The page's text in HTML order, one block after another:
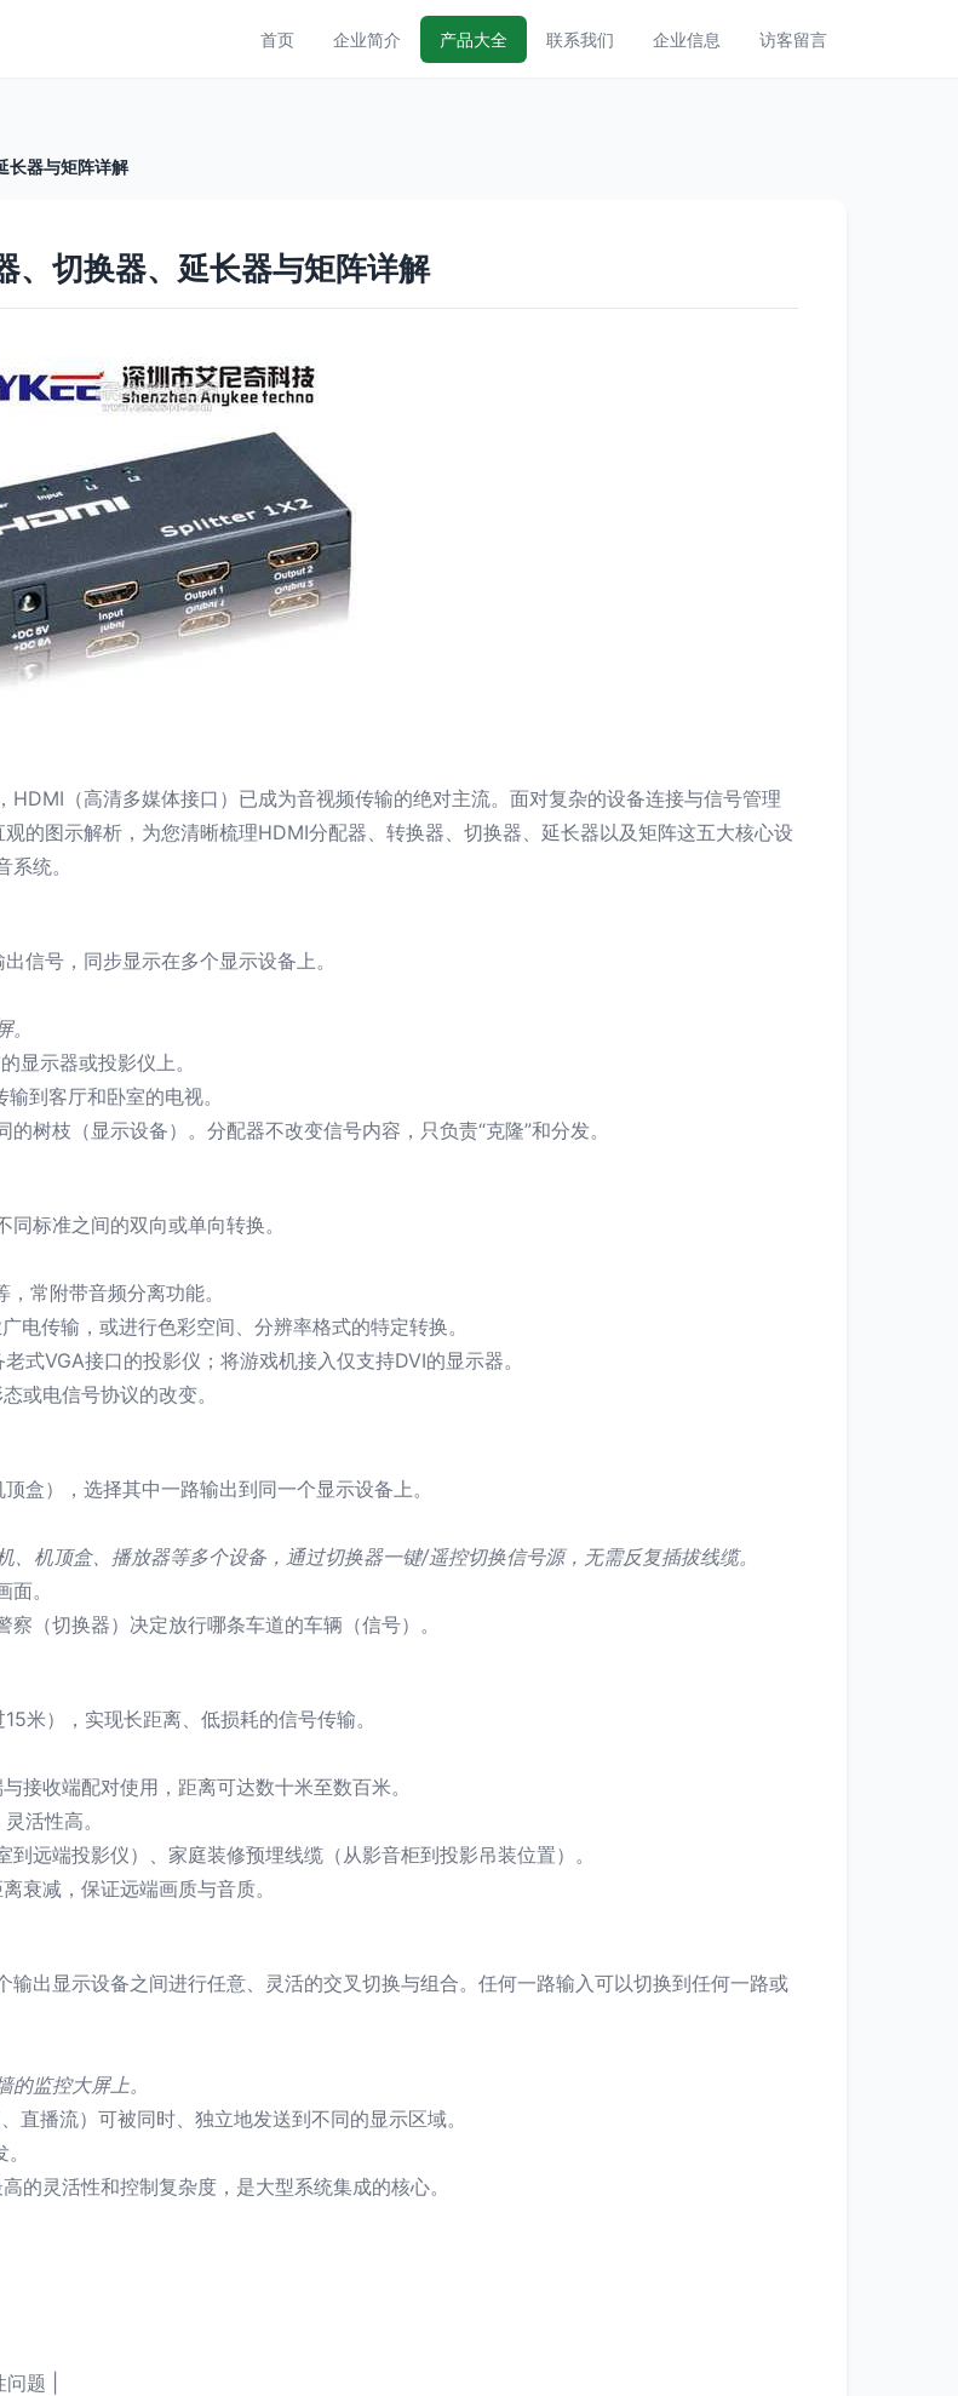
首页 企业简介 产品大全 联系我们 企业信息 访客留言
长器与矩阵详解
、切换器、延长器与矩阵详解
（高清多媒体接口）已成为音视频传输的绝对主流。面对复杂的设备连接与信号管理
的图示解析，为您清晰梳理HDMI分配器、转换器、切换器、延长器以及矩阵这五大核心设
统。
信号，同步显示在多个显示设备上。
显示器或投影仪上。
到客厅和卧室的电视。
树枝（显示设备）。分配器不改变信号内容，只负责“克隆”和分发。
标准之间的双向或单向转换。
常附带音频分离功能。
电传输，或进行色彩空间、分辨率格式的特定转换。
式VGA接口的投影仪；将游戏机接入仅支持DVI的显示器。
或电信号协议的改变。
盒），选择其中一路输出到同一个显示设备上。
机顶盒、播放器等多个设备，通过切换器一键/遥控切换信号源，无需反复插拔线缆。
。
（切换器）决定放行哪条车道的车辆（信号）。
米），实现长距离、低损耗的信号传输。
接收端配对使用，距离可达数十米至数百米。
活性高。
远端投影仪）、家庭装修预埋线缆（从影音柜到投影吊装位置）。
衰减，保证远端画质与音质。
出显示设备之间进行任意、灵活的交叉切换与组合。任何一路输入可以切换到任何一路或
监控大屏上。
播流）可被同时、独立地发送到不同的显示区域。
的灵活性和控制复杂度，是大型系统集成的核心。
题 |